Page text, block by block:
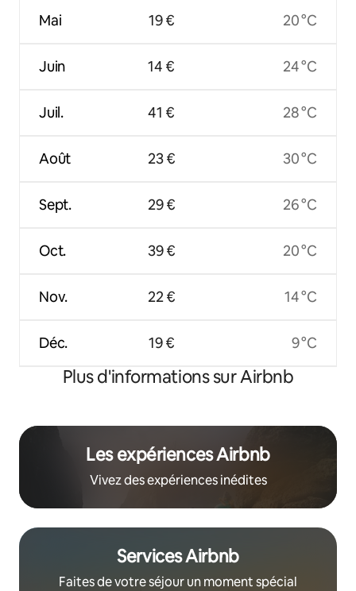
Mai
Juin
Juil.
Août
Sept.
Oct.
Nov.
Déc.
19 €
14 €
41 €
23 €
29 €
39 €
22 €
19 €
20 °C
24 °C
28 °C
30 °C
26 °C
20 °C
14 °C
9 °C
Plus d'informations sur Airbnb
Les expériences Airbnb
Vivez des expériences inédites
Services Airbnb
Faites de votre séjour un moment spécial